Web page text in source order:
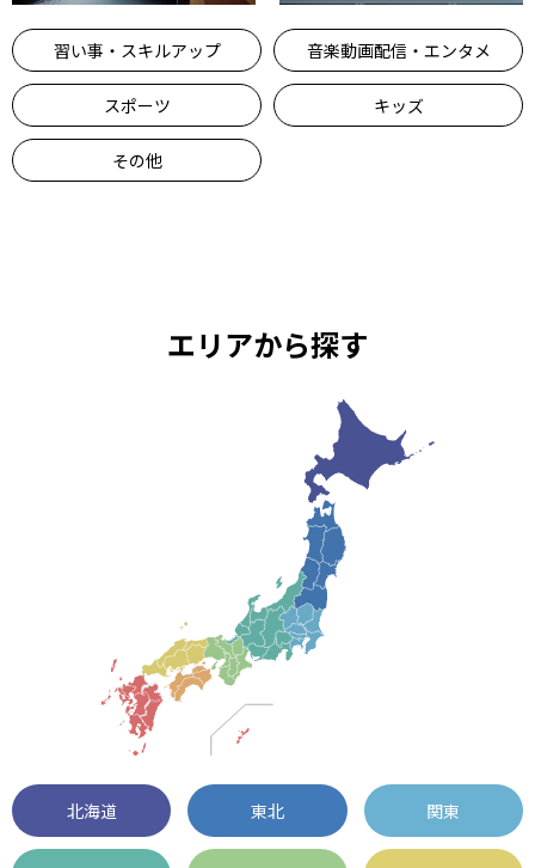
習い事・スキルアップ 音楽動画配信・エンタメ
スポーツ キッズ
その他
エリアから探す
北海道 東北 関東